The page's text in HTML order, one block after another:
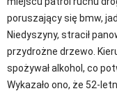
poruszający się bmw,
Niedyszyny, stracił
przydrożne drzewo.
spożywał alkohol, co
Wykazało ono, że 52-